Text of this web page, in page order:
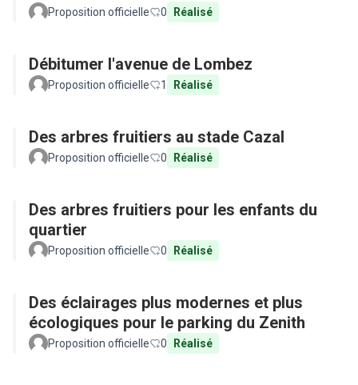
Proposition officielle 0 Réalisé
Débitumer l'avenue de Lombez
Proposition officielle 1 Réalisé
Des arbres fruitiers au stade Cazal
Proposition officielle 0 Réalisé
Des arbres fruitiers pour les enfants du
quartier
Proposition officielle 0 Réalisé
Des éclairages plus modernes et plus
écologiques pour le parking du Zenith
Proposition officielle 0 Réalisé